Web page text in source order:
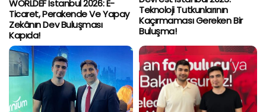
WORLDEF Istanbul 2026: E-
Ticaret, Perakende Ve Yapay
Zekânın Dev Buluşması
Kapıda!
Teknoloji Tutkunlarının
Kaçırmaması Gereken Bir
Buluşma!